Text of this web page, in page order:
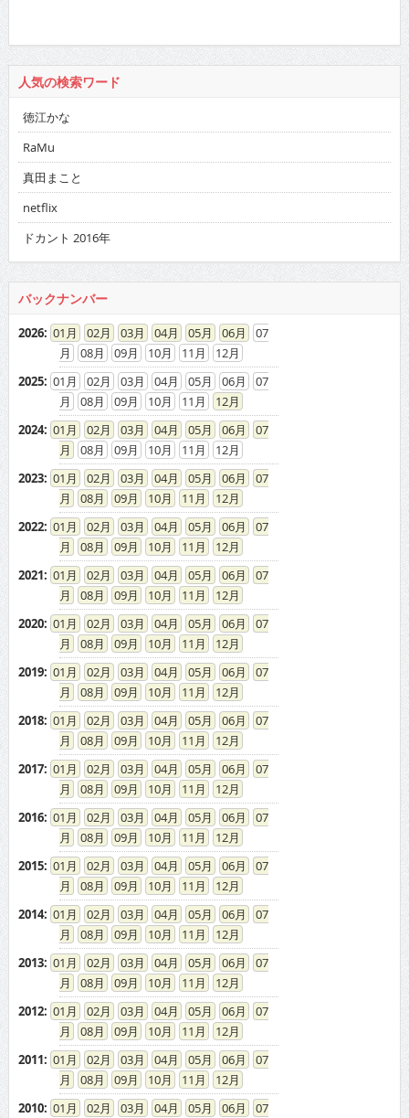
人気の検索ワード
徳江かな
RaMu
真田まこと
netflix
ドカント 2016年
バックナンバー
2026: 01 02 03 04 05 06
07
08
09 10 11
12
2025: 01 02 03 04 05 06
07
08
09 10 11
12
2024: 01 02 03 04 05 06
07
08
09 10 11
12
2023: 01 02 03 04 05 06
07
08
09 10 11
12
2022: 01 02 03 04 05 06
07
08
09 10 11
12
2021: 01 02 03 04 05 06
07
08
09 10 11
12
2020: 01 02 03 04 05 06
07
08
09 10 11
12
2019: 01 02 03 04 05 06
07
08
09 10 11
12
2018: 01 02 03 04 05 06
07
08
09 10 11
12
2017: 01 02 03 04 05 06
07
08
09 10 11
12
2016: 01 02 03 04 05 06
07
08
09 10 11
12
2015: 01 02 03 04 05 06
07
08
09 10 11
12
2014: 01 02 03 04 05 06
07
08
09 10 11
12
2013: 01 02 03 04 05 06
07
08
09 10 11
12
2012: 01 02 03 04 05 06
07
08
09 10 11
12
2011: 01 02 03 04 05 06
07
08
09 10 11
12
2010: 01 02 03 04 05 06
07